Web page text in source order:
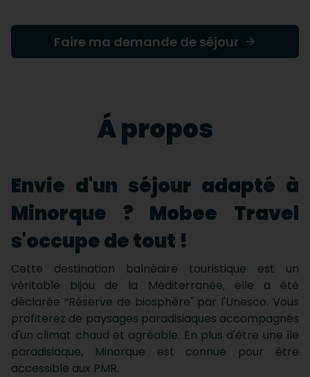
Faire ma demande de séjour
Á propos
Envie d'un séjour adapté à
Minorque ? Mobee Travel
s'occupe de tout !
Cette destination balnéaire touristique est un
véritable bijou de la Méditerranée, elle a été
déclarée “Réserve de biosphère" par l'Unesco. Vous
profiterez de paysages paradisiaques accompagnés
d'un climat chaud et agréable. En plus d'être une île
paradisiaque, Minorque est connue pour être
accessible aux PMR.